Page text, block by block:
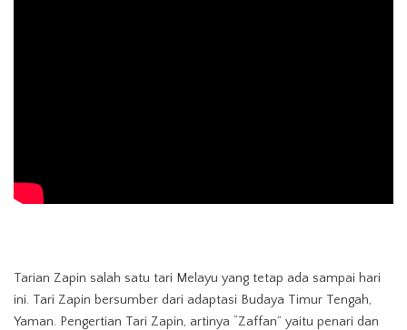
Tarian Zapin salah satu tari Melayu yang tetap ada sampai hari
ini. Tari Zapin bersumber dari adaptasi Budaya Timur Tengah,
Yaman. Pengertian Tari Zapin, artinya “Zaffan” yaitu penari dan